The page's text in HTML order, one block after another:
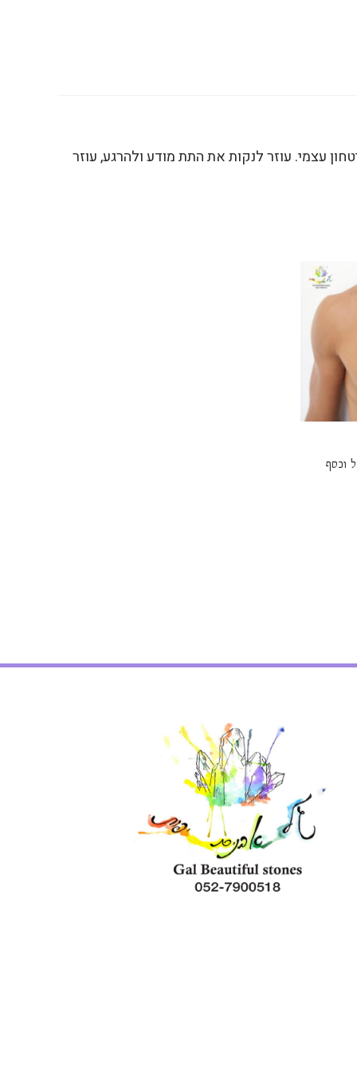
עצמי. עוזר לנקות את התת מודע ולהרגע, עוזר
וכסף